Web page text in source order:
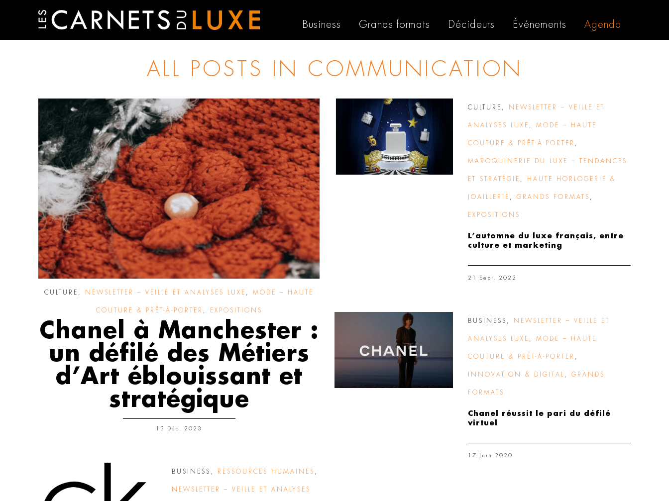
Business Grands formats Décideurs Événements Agenda
ALL POSTS IN COMMUNICATION
CULTURE NEWSLETTER – VEILLE ET ANALYSES LUXE MODE – HAUTE
COUTURE & PRÊT-À-PORTER EXPOSITIONS
Chanel à Manchester :
un défilé des Métiers
d’Art éblouissant et
stratégique
13 Déc. 2023
CULTURE NEWSLETTER – VEILLE ET
ANALYSES LUXE MODE – HAUTE
COUTURE & PRÊT-À-PORTER
MAROQUINERIE DU LUXE – TENDANCES
ET STRATÉGIE HAUTE HORLOGERIE &
JOAILLERIE GRANDS FORMATS
EXPOSITIONS
L’automne du luxe français, entre
culture et marketing
21 Sept. 2022
BUSINESS NEWSLETTER – VEILLE ET
ANALYSES LUXE MODE – HAUTE
COUTURE & PRÊT-À-PORTER
INNOVATION & DIGITAL GRANDS
FORMATS
Chanel réussit le pari du défilé
virtuel
17 Juin 2020
BUSINESS RESSOURCES HUMAINES
NEWSLETTER – VEILLE ET ANALYSES